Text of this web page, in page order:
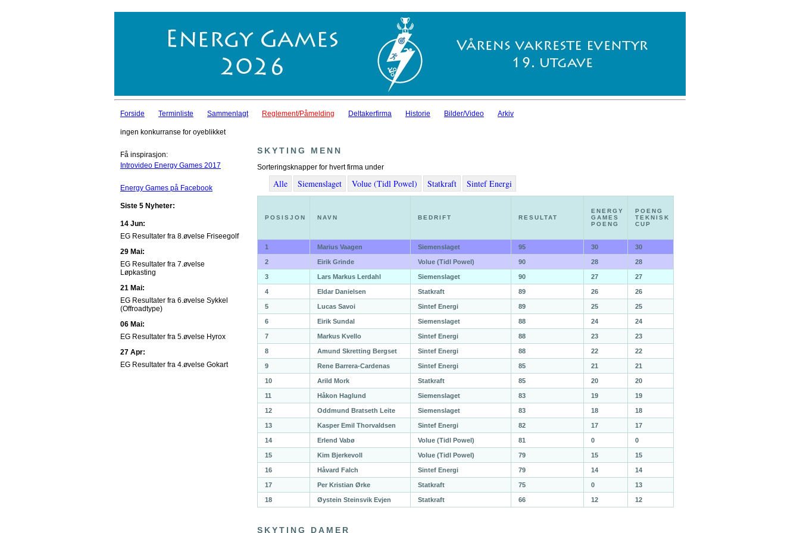
Forside Terminliste Sammenlagt Reglement/Påmelding Deltakerfirma Historie Bilder/Video Arkiv
ingen konkurranse for oyeblikket
Få inspirasjon:
Introvideo Energy Games 2017
Energy Games på Facebook
Siste 5 Nyheter:
14 Jun:
EG Resultater fra 8.øvelse Friseegolf
29 Mai:
EG Resultater fra 7.øvelse
Løpkasting
21 Mai:
EG Resultater fra 6.øvelse Sykkel
(Offroadtype)
06 Mai:
EG Resultater fra 5.øvelse Hyrox
27 Apr:
EG Resultater fra 4.øvelse Gokart
SKYTING MENN
Sorteringsknapper for hvert firma under
Alle Siemenslaget Volue (Tidl Powel) Statkraft Sintef Energi
POSISJON NAVN BEDRIFT RESULTAT
ENERGY
GAMES
POENG
POENG
TEKNISK
CUP
1 Marius Vaagen Siemenslaget 95 30 30
2 Eirik Grinde Volue (Tidl Powel) 90 28 28
3 Lars Markus Lerdahl Siemenslaget 90 27 27
4 Eldar Danielsen Statkraft 89 26 26
5 Lucas Savoi Sintef Energi 89 25 25
6 Eirik Sundal Siemenslaget 88 24 24
7 Markus Kvello Sintef Energi 88 23 23
8 Amund Skretting Bergset Sintef Energi 88 22 22
9 Rene Barrera-Cardenas Sintef Energi 85 21 21
10 Arild Mork Statkraft 85 20 20
11 Håkon Haglund Siemenslaget 83 19 19
12 Oddmund Bratseth Leite Siemenslaget 83 18 18
13 Kasper Emil Thorvaldsen Sintef Energi 82 17 17
14 Erlend Vabø Volue (Tidl Powel) 81 0 0
15 Kim Bjerkevoll Volue (Tidl Powel) 79 15 15
16 Håvard Falch Sintef Energi 79 14 14
17 Per Kristian Ørke Statkraft 75 0 13
18 Øystein Steinsvik Evjen Statkraft 66 12 12
SKYTING DAMER